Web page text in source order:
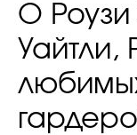
О Роузи
Уайтли,